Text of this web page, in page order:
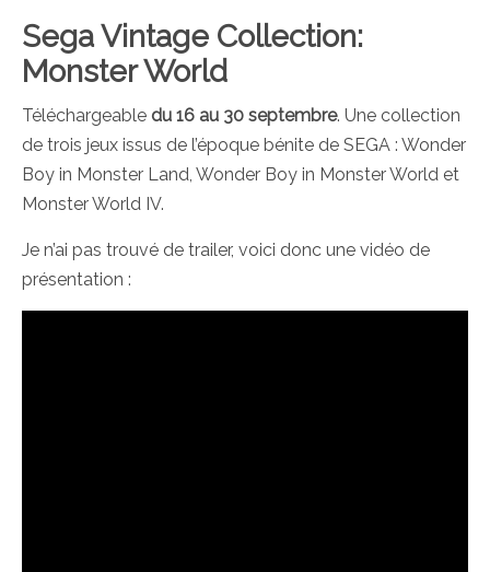
Sega Vintage Collection:
Monster World
Téléchargeable du 16 au 30 septembre. Une collection
de trois jeux issus de l’époque bénite de SEGA : Wonder
Boy in Monster Land, Wonder Boy in Monster World et
Monster World IV.
Je n’ai pas trouvé de trailer, voici donc une vidéo de
présentation :